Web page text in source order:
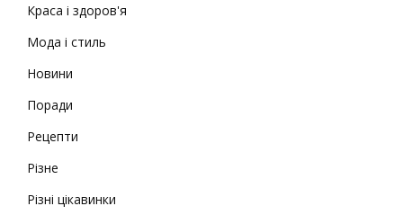
Краса і здоров'я
Мода і стиль
Новини
Поради
Рецепти
Різне
Різні цікавинки